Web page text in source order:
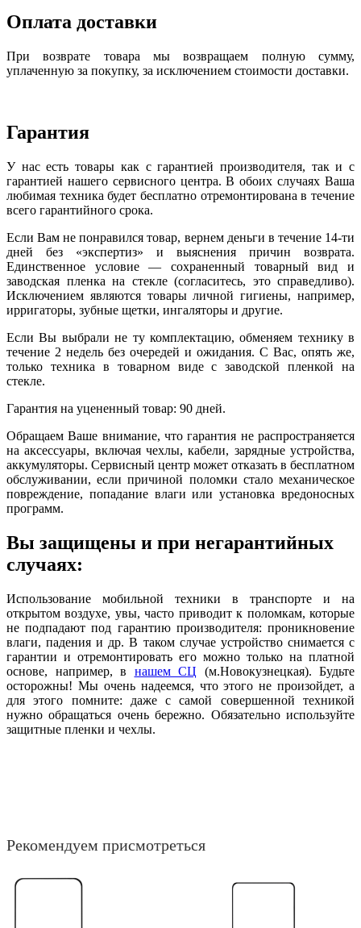
Оплата доставки
При возврате товара мы возвращаем полную сумму,
уплаченную за покупку, за исключением стоимости доставки.
Гарантия
У нас есть товары как с гарантией производителя, так и с
гарантией нашего сервисного центра. В обоих случаях Ваша
любимая техника будет бесплатно отремонтирована в течение
всего гарантийного срока.
Если Вам не понравился товар, вернем деньги в течение 14-ти
дней без «экспертиз» и выяснения причин возврата.
Единственное условие — сохраненный товарный вид и
заводская пленка на стекле (согласитесь, это справедливо).
Исключением являются товары личной гигиены, например,
ирригаторы, зубные щетки, ингаляторы и другие.
Если Вы выбрали не ту комплектацию, обменяем технику в
течение 2 недель без очередей и ожидания. С Вас, опять же,
только техника в товарном виде с заводской пленкой на
стекле.
Гарантия на уцененный товар: 90 дней.
Обращаем Ваше внимание, что гарантия не распространяется
на аксессуары, включая чехлы, кабели, зарядные устройства,
аккумуляторы. Сервисный центр может отказать в бесплатном
обслуживании, если причиной поломки стало механическое
повреждение, попадание влаги или установка вредоносных
программ.
Вы защищены и при негарантийных
случаях:
Использование мобильной техники в транспорте и на
открытом воздухе, увы, часто приводит к поломкам, которые
не подпадают под гарантию производителя: проникновение
влаги, падения и др. В таком случае устройство снимается с
гарантии и отремонтировать его можно только на платной
основе, например, в нашем СЦ (м.Новокузнецкая). Будьте
осторожны! Мы очень надеемся, что этого не произойдет, а
для этого помните: даже с самой совершенной техникой
нужно обращаться очень бережно. Обязательно используйте
защитные пленки и чехлы.
Рекомендуем присмотреться